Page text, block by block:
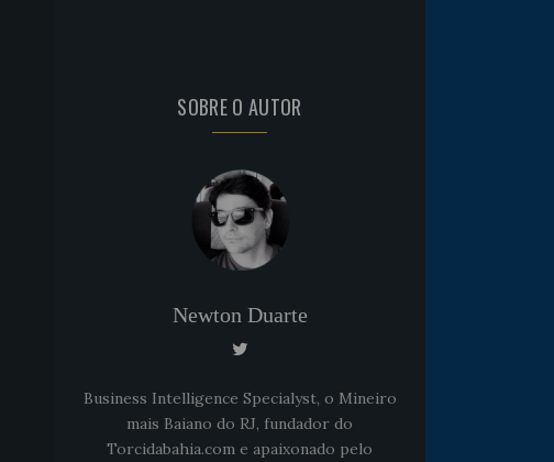
SOBRE O AUTOR
Newton Duarte
Business Intelligence Specialyst, o Mineiro
mais Baiano do RJ, fundador do
Torcidabahia.com e apaixonado pelo